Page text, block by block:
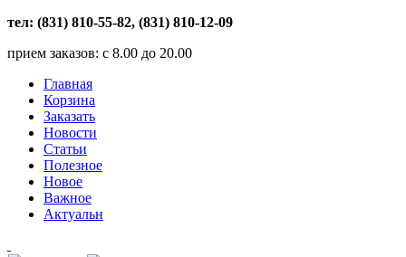
тел: (831) 810-55-82, (831) 810-12-09
прием заказов: с 8.00 до 20.00
Главная
Корзина
Заказать
Новости
Статьи
Полезное
Новое
Важное
Актуальн